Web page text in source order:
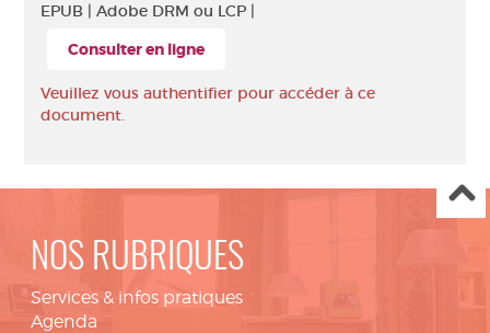
EPUB | Adobe DRM ou LCP |
Consulter en ligne
Veuillez vous authentifier pour accéder à ce
document.
NOS RUBRIQUES
Services & infos pratiques
Agenda